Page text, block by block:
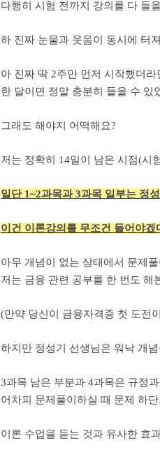
다행히 시험 전까지 강의를 다 들
하 진짜 눈물과 웃음이 동시에 터
아 진짜 딱 2주만 먼저 시작했더라
한 달이면 정말 충분히 들을 수 있
그래도 해야지 어떡해요?
저는 정확히 14일이 남은 시점(시
일단 1~2과목과 3과목 일부는 정
이건 이론강의를 무조건 들어야겠
아무 개념이 없는 상태에서 문제
저는 금융 관련 공부를 한 번도 해
(만약 당신이 금융자격증 첫 도전
하지만 정성기 선생님은 워낙 개
3과목 남은 부분과 4과목은 규정
어차피 문제풀이하실 때 문제 하
이론 수업을 듣는 것과 유사한 효